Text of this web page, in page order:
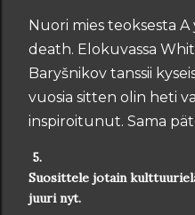
Nuori mies teoksesta
death. Elokuvassa
Baryšnikov tanssii
vuosia sitten olin heti
inspiroitunut. Sama
5.
Suosittele jotain
juuri nyt.